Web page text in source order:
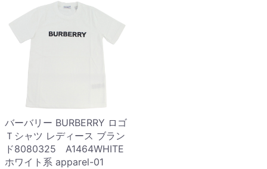
バーバリー BURBERRY ロゴ
Ｔシャツ レディース ブラン
ド8080325 A1464WHITE
ホワイト系 apparel-01